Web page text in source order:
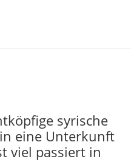
syrische
eine Unterkunft
viel passiert in